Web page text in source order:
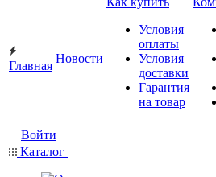
Главная
Новости
Условия
оплаты
Условия
доставки
Гарантия
на товар
Войти
Каталог